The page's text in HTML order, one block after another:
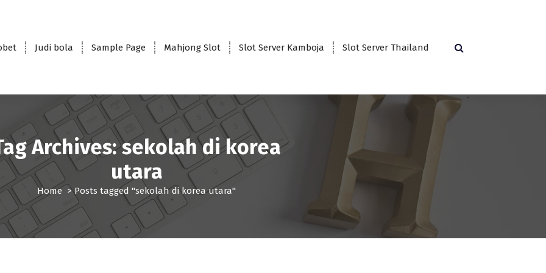
Judi bola Sample Page Mahjong Slot Slot Server Kamboja Slot Server Thailand
Archives: sekolah di korea
utara
Home>Posts tagged "sekolah di korea utara"